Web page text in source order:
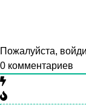
Пожалуйста,
0 комментариев